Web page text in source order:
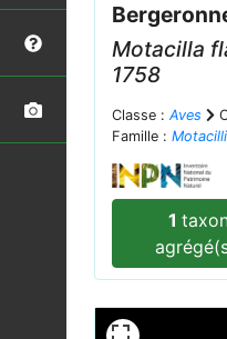
Motacilla
1758
Classe : Aves
Famille :
1